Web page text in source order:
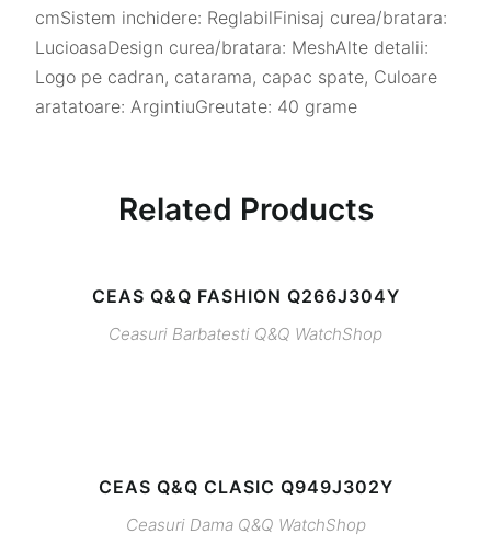
cmSistem inchidere: ReglabilFinisaj curea/bratara:
LucioasaDesign curea/bratara: MeshAlte detalii:
Logo pe cadran, catarama, capac spate, Culoare
aratatoare: ArgintiuGreutate: 40 grame
Related Products
CEAS Q&Q FASHION Q266J304Y
Ceasuri Barbatesti Q&Q WatchShop
CEAS Q&Q CLASIC Q949J302Y
Ceasuri Dama Q&Q WatchShop